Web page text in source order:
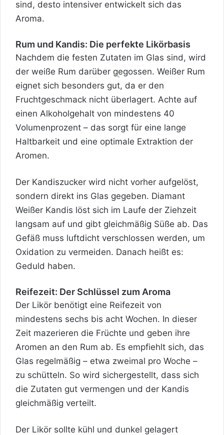
sind, desto intensiver entwickelt sich das
Aroma.
Rum und Kandis: Die perfekte Likörbasis
Nachdem die festen Zutaten im Glas sind, wird
der weiße Rum darüber gegossen. Weißer Rum
eignet sich besonders gut, da er den
Fruchtgeschmack nicht überlagert. Achte auf
einen Alkoholgehalt von mindestens 40
Volumenprozent – das sorgt für eine lange
Haltbarkeit und eine optimale Extraktion der
Aromen.
Der Kandiszucker wird nicht vorher aufgelöst,
sondern direkt ins Glas gegeben. Diamant
Weißer Kandis löst sich im Laufe der Ziehzeit
langsam auf und gibt gleichmäßig Süße ab. Das
Gefäß muss luftdicht verschlossen werden, um
Oxidation zu vermeiden. Danach heißt es:
Geduld haben.
Reifezeit: Der Schlüssel zum Aroma
Der Likör benötigt eine Reifezeit von
mindestens sechs bis acht Wochen. In dieser
Zeit mazerieren die Früchte und geben ihre
Aromen an den Rum ab. Es empfiehlt sich, das
Glas regelmäßig – etwa zweimal pro Woche –
zu schütteln. So wird sichergestellt, dass sich
die Zutaten gut vermengen und der Kandis
gleichmäßig verteilt.
Der Likör sollte kühl und dunkel gelagert